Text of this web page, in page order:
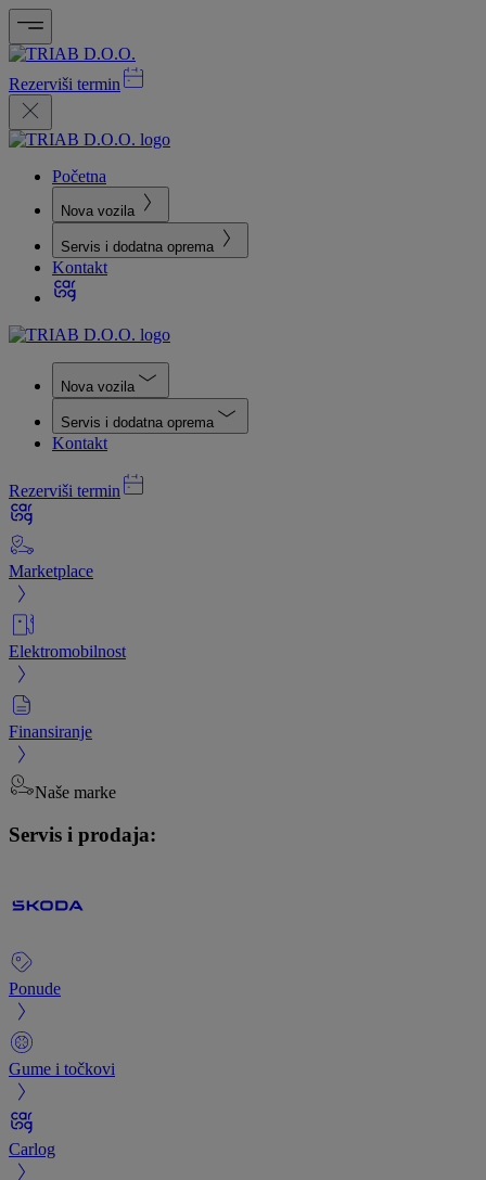
Rezerviši termin
Početna
Nova vozila
Servis i dodatna oprema
Kontakt
Nova vozila
Servis i dodatna oprema
Kontakt
Rezerviši termin
Marketplace
Elektromobilnost
Finansiranje
Naše marke
Servis i prodaja:
Ponude
Gume i točkovi
Carlog